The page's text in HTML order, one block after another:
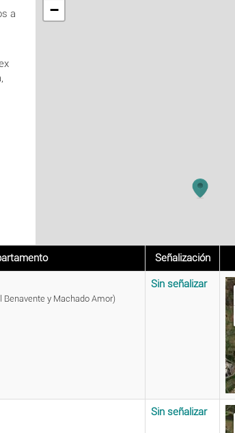
a
−
Señalización
Benavente y Machado Amor)
Sin señalizar
Sin señalizar